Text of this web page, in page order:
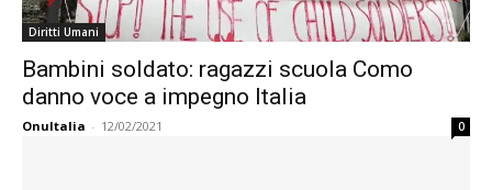
Diritti Umani
Bambini soldato: ragazzi scuola Como
danno voce a impegno Italia
OnuItalia - 12/02/2021 0